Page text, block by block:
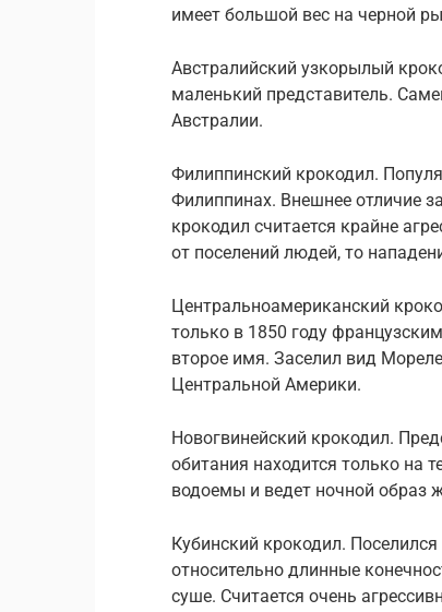
имеет большой вес на черной
Австралийский узкорылый
маленький представитель.
Австралии.
Филиппинский крокодил.
Филиппинах. Внешнее отличие
крокодил считается крайне
от поселений людей, то
Центральноамериканский
только в 1850 году
второе имя. Заселил вид
Центральной Америки.
Новогвинейский крокодил.
обитания находится только на
водоемы и ведет ночной образ
Кубинский крокодил.
относительно длинные
суше. Считается очень